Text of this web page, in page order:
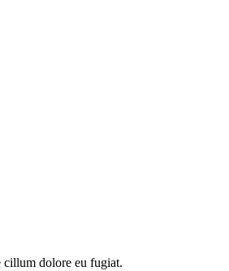
cillum dolore eu fugiat.